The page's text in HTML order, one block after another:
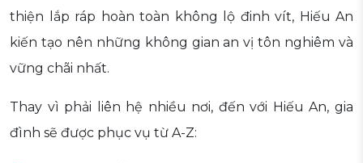
thiện lắp ráp hoàn toàn không lộ đinh vít, Hiếu An
kiến tạo nên những không gian an vị tôn nghiêm và
vững chãi nhất.
Thay vì phải liên hệ nhiều nơi, đến với Hiếu An, gia
đình sẽ được phục vụ từ A-Z: